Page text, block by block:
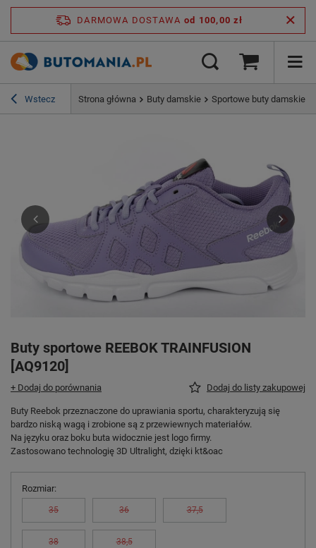
DARMOWA DOSTAWA od 100,00 zł
Wstecz Strona główna Buty damskie Sportowe buty damskie
Buty sportowe REEBOK TRAINFUSION
[AQ9120]
+ Dodaj do porównania Dodaj do listy zakupowej
Buty Reebok przeznaczone do uprawiania sportu, charakteryzują się
bardzo niską wagą i zrobione są z przewiewnych materiałów.
Na języku oraz boku buta widocznie jest logo firmy.
Zastosowano technologię 3D Ultralight, dzięki kt&oac
Rozmiar
35 36 37,5
38 38,5